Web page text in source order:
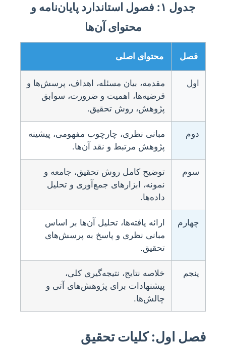
جدول ۱: فصول استاندارد پایان‌نامه و
محتوای آن‌ها
فصل محتوای اصلی
اول
مقدمه، بیان مسئله، اهداف، پرسش‌ها و
فرضیه‌ها، اهمیت و ضرورت، سوابق
پژوهش، روش تحقیق.
دوم
مبانی نظری، چارچوب مفهومی، پیشینه
پژوهش مرتبط و نقد آن‌ها.
سوم
توضیح کامل روش تحقیق، جامعه و
نمونه، ابزارهای جمع‌آوری و تحلیل
داده‌ها.
چهارم
ارائه یافته‌ها، تحلیل آن‌ها بر اساس
مبانی نظری و پاسخ به پرسش‌های
تحقیق.
پنجم
خلاصه نتایج، نتیجه‌گیری کلی،
پیشنهادات برای پژوهش‌های آتی و
چالش‌ها.
فصل اول: کلیات تحقیق